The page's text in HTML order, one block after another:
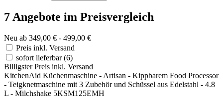
7 Angebote im Preisvergleich
Neu ab 349,00 € - 499,00 €
Preis inkl. Versand
sofort lieferbar(6)
Billigster Preis inkl. Versand
KitchenAid Küchenmaschine - Artisan - Kippbarem Food Processor
- Teigknetmaschine mit 3 Zubehör und Schüssel aus Edelstahl - 4.8
L - Milchshake 5KSM125EMH